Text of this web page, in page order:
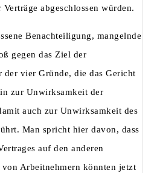
abgeschlossen würden.
Benachteiligung, mangelnde
gegen das Ziel der
der vier Gründe, die das Gericht
zur Unwirksamkeit der
auch zur Unwirksamkeit des
Man spricht hier davon, dass
auf den anderen
von Arbeitnehmern könnten jetzt